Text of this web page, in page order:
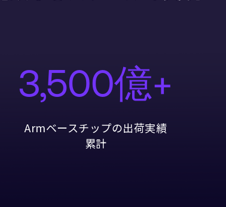
3,500億+
Armベースチップの出荷実績
累計